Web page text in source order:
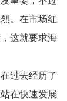
。在市场红
这就要求海
过去经历了
在快速发展